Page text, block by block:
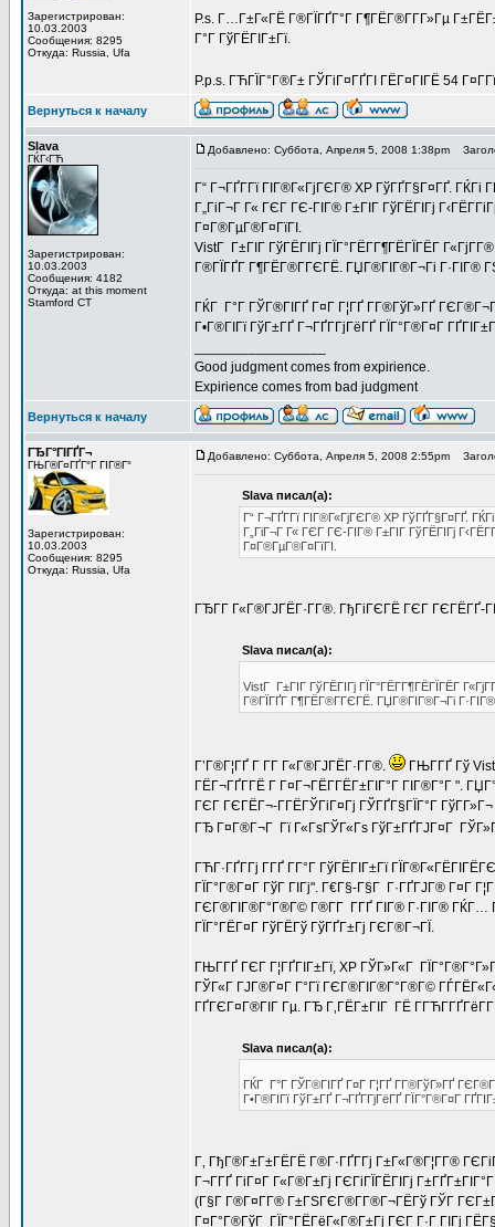
Зарегистрирован:
10.03.2003
Сообщения: 8295
Откуда: Russia, Ufa
P.s. Г…Г±Г«ГЁ Г®ГЇГҐГ°Г Г¶ГЁГ®Г­Г­Г»Гµ
Г°Г ГўГЁГІГ±Гї.
P.p.s. ГЋГЇГ°Г®Г± ГЎГіГ¤ГҐГІ ГЁГ¤ГІГЁ 54
Вернуться к началу
Slava
ГЌГ‹ГЋ
Зарегистрирован:
10.03.2003
Сообщения: 4182
Откуда: at this moment
Stamford CT
Добавлено: Суббота, Апреля 5, 2008 1:38pm
Г“ Г¬ГҐГ­Гї ГІГ®Г«ГјГЄГ® XP ГўГҐГ§Г¤ГҐ.
Г„ГіГ¬Г Г« ГЄГ ГЄ-ГІГ® Г±ГІГ ГўГЁГІГј
Г¤Г®ГµГ®Г¤ГїГІ.
VistГ Г±ГІГ ГўГЁГІГј ГЇГ°ГЁГ­Г¶ГЁГЇГЁГ
Г®ГЇГҐГ Г¶ГЁГ®Г­ГЄГЁ. ГЏГ®ГІГ®Г¬Гі Г·ГІГ®
ГЌГ Г°Г ГЎГ®ГІГҐ Г¤Г Г¦ГҐ Г­Г®ГўГ»ГҐ
Г•Г®ГІГї ГўГ±ГҐ Г¬ГҐГ­ГјГёГҐ ГЇГ°Г®Г¤Г
Good judgment comes from expirience.
Expirience comes from bad judgment
Вернуться к началу
ГЂГ°ГІГҐГ¬
ГЊГ®Г¤ГҐГ°Г ГІГ®Г°
Зарегистрирован:
10.03.2003
Сообщения: 8295
Откуда: Russia, Ufa
Добавлено: Суббота, Апреля 5, 2008 2:55pm
Slava писал(а):
Г“ Г¬ГҐГ­Гї ГІГ®Г«ГјГЄГ® XP ГўГҐГ§Г¤ГҐ.
Г„ГіГ¬Г Г« ГЄГ ГЄ-ГІГ® Г±ГІГ ГўГЁГІГј
Г¤Г®ГµГ®Г¤ГїГІ.
ГЂГ­Г Г«Г®ГЈГЁГ·Г­Г®. ГђГіГЄГЁ ГЄГ ГЄГЁГҐ-
Slava писал(а):
VistГ Г±ГІГ ГўГЁГІГј ГЇГ°ГЁГ­Г¶ГЁГЇГЁГ
Г®ГЇГҐГ Г¶ГЁГ®Г­ГЄГЁ. ГЏГ®ГІГ®Г¬Гі
Г’Г®Г¦ГҐ Г Г­Г Г«Г®ГЈГЁГ·Г­Г®.
ГЊГ­ГҐ Гў
ГЁГ¬ГҐГ­ГЁ Г Г¤Г¬ГЁГ­ГЁГ±ГІГ°Г ГІГ®Г°Г ".
ГЄГ ГЄГЁГ¬-Г­ГЁГЎГіГ¤Гј ГЎГҐГ§ГЇГ°Г ГўГ­Г»Г¬
ГЂ Г¤Г®Г¬Г Гї Г«ГѕГЎГ«Гѕ ГўГ±ГҐГЈГ¤Г
ГЋГ·ГҐГ­Гј Г­ГҐ Г­Г°Г ГўГЁГІГ±Гї
ГЇГ°Г®Г¤Г ГўГ ГІГј". Г€Г§-Г§Г Г·ГҐГЈГ® Г¤Г
ГЄГ®ГІГ®Г°Г®Г© Г®Г­Г Г­ГҐ ГІГ® Г·ГІГ® ГЌГ…
ГЇГ°ГЁГ¤Г ГўГЁГў ГўГҐГ±Гј ГЄГ®Г¬ГЇ.
ГЊГ­ГҐ ГЄГ Г¦ГҐГІГ±Гї, XP ГЎГ»Г«Г
ГЎГ«Г ГЈГ®Г¤Г Г°Гї ГЄГ®ГІГ®Г°Г®Г©
ГҐГЄГ¤Г®ГІГ Гµ. ГЂ Г‚ГЁГ±ГІГ ГЁ
Slava писал(а):
ГЌГ Г°Г ГЎГ®ГІГҐ Г¤Г Г¦ГҐ Г­Г®ГўГ»ГҐ
Г•Г®ГІГї ГўГ±ГҐ Г¬ГҐГ­ГјГёГҐ ГЇГ°Г®Г¤Г
Г‚ ГђГ®Г±Г±ГЁГЁ Г®Г·ГҐГ­Гј Г±Г«Г®Г¦Г­Г®
Г¬Г­ГҐ ГіГ¤Г Г«Г®Г±Гј ГЄГіГЇГЁГІГј
(Г§Г Г®Г¤Г­Г® Г±ГЅГЄГ®Г­Г®Г¬ГЁГў ГЎГ
Г¤Г°Г®ГўГ ГЇГ°ГЁГёГ«Г®Г±Гј ГЄГ Г·Г ГІГј